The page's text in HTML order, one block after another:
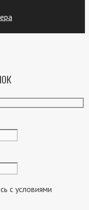
с условиями